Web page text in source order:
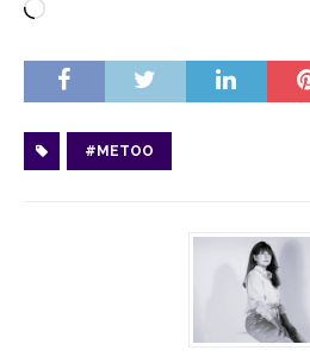
#METOO